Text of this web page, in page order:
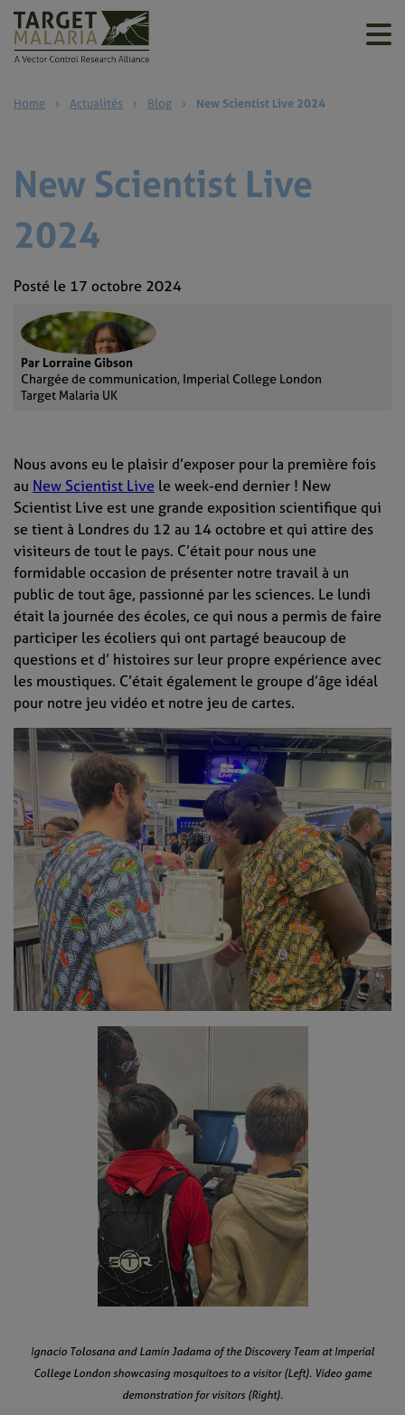
Home › Actualités › Blog › New Scientist Live 2024
New Scientist Live
2024
Posté le 17 octobre 2024
Par Lorraine Gibson
Chargée de communication, Imperial College London
Target Malaria UK
Nous avons eu le plaisir d’exposer pour la première fois
au New Scientist Live le week-end dernier ! New
Scientist Live est une grande exposition scientifique qui
se tient à Londres du 12 au 14 octobre et qui attire des
visiteurs de tout le pays. C’était pour nous une
formidable occasion de présenter notre travail à un
public de tout âge, passionné par les sciences. Le lundi
était la journée des écoles, ce qui nous a permis de faire
participer les écoliers qui ont partagé beaucoup de
questions et d’ histoires sur leur propre expérience avec
les moustiques. C’était également le groupe d’âge idéal
pour notre jeu vidéo et notre jeu de cartes.
Ignacio Tolosana and Lamin Jadama of the Discovery Team at Imperial
College London showcasing mosquitoes to a visitor (Left). Video game
demonstration for visitors (Right).